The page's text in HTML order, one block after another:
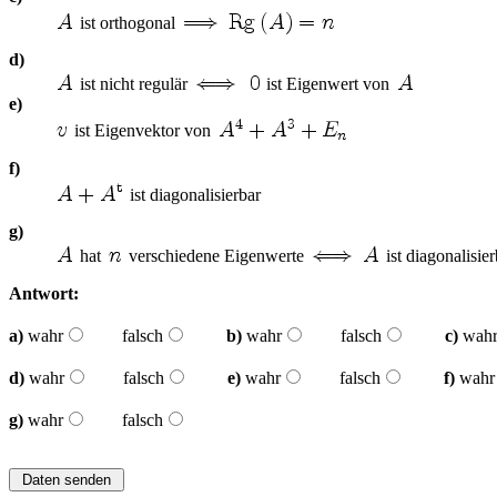
ist orthogonal
d)
ist nicht regulär
ist Eigenwert von
e)
ist Eigenvektor von
f)
ist diagonalisierbar
g)
hat
verschiedene Eigenwerte
ist
Antwort:
a) wahr falsch b) wahr falsch c) wahr
d) wahr falsch e) wahr falsch f) wahr
g) wahr falsch